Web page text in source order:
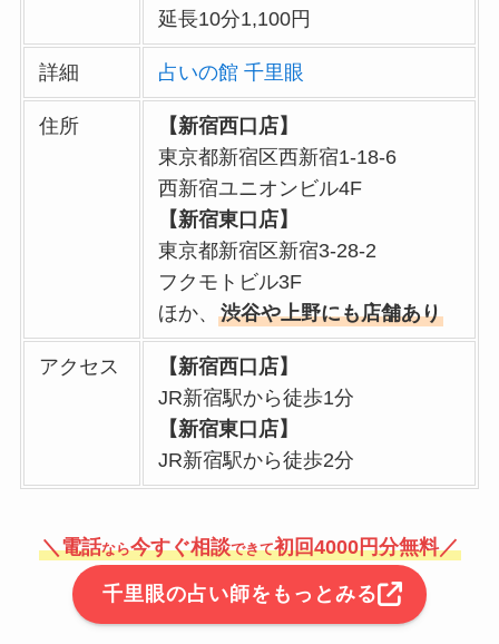
延長10分1,100円
詳細 占いの館 千里眼
住所
【新宿西口店】
東京都新宿区西新宿1-18-6
西新宿ユニオンビル4F
【新宿東口店】
東京都新宿区新宿3-28-2
フクモトビル3F
ほか、渋谷や上野にも店舗あり
アクセス
【新宿西口店】
JR新宿駅から徒歩1分
【新宿東口店】
JR新宿駅から徒歩2分
＼電話なら今すぐ相談できて初回4000円分無料／
千里眼の占い師をもっとみる